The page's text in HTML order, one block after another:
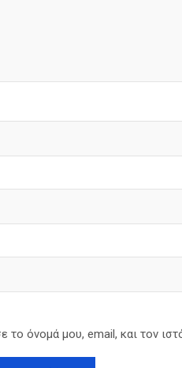
το όνομά μου, email, και τον